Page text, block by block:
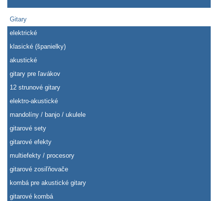
Gitary
elektrické
klasické (španielky)
akustické
gitary pre ľavákov
12 strunové gitary
elektro-akustické
mandolíny / banjo / ukulele
gitarové sety
gitarové efekty
multiefekty / procesory
gitarové zosiľňovače
kombá pre akustické gitary
gitarové kombá